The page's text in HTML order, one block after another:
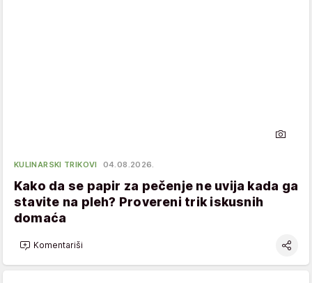
KULINARSKI TRIKOVI 04.08.2026.
Kako da se papir za pečenje ne uvija kada ga
stavite na pleh? Provereni trik iskusnih
domaća
Komentariši